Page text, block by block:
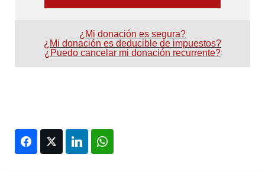
¿Mi donación es segura?
¿Mi donación es deducible de impuestos?
¿Puedo cancelar mi donación recurrente?
FacebookTwitter LinkedIn